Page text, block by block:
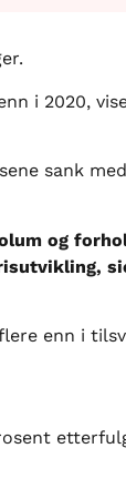
i 2020,
sank
og
enn i